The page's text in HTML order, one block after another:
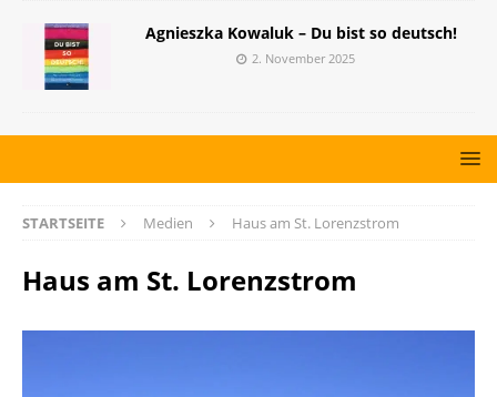
Agnieszka Kowaluk – Du bist so deutsch!
2. November 2025
STARTSEITE Medien Haus am St. Lorenzstrom
Haus am St. Lorenzstrom